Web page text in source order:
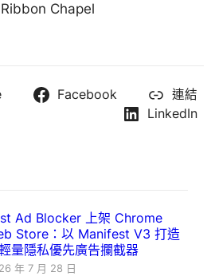
Chapel
Facebook
連結
LinkedIn
Ad Blocker 上架 Chrome
Store：以 Manifest V3 打造
量隱私優先廣告攔截器
年 7 月 28 日